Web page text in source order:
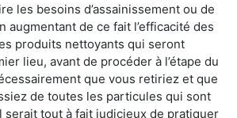
les besoins d’assainissement ou de
augmentant de ce fait l’efficacité des
produits nettoyants qui seront
lieu, avant de procéder à l’étape du
que vous retiriez et que
de toutes les particules qui sont
serait tout à fait judicieux de pratiquer